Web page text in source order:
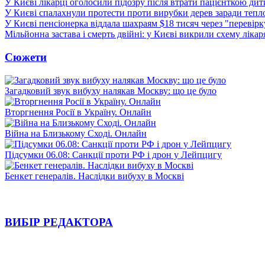
У Києві лікарці оголосили підозру після втрати пацієнткою
У Києві спалахнули протести проти вирубки дерев заради
У Києві пенсіонерка віддала шахраям $18 тисяч через
Мільйонна застава і смерть двійні: у Києві викрили схему
Сюжети
Загадковий звук вибуху налякав Москву: що це було
Вторгнення Росії в Україну. Онлайн
Війна на Близькому Сході. Онлайн
Підсумки 06.08: Санкції проти РФ і дрон у Лейпцигу
Бенкет генералів. Наслідки вибуху в Москві
ВИБІР РЕДАКТОРА